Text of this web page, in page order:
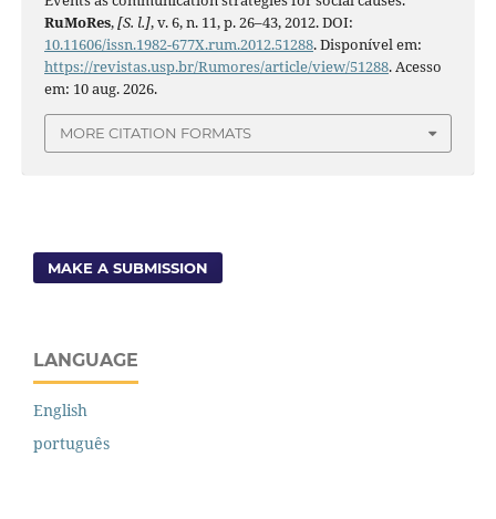
RuMoRes,[S. l.], v. 6, n. 11, p. 26–43, 2012. DOI:
10.11606/issn.1982-677X.rum.2012.51288. Disponível em:
https://revistas.usp.br/Rumores/article/view/51288. Acesso
em: 10 aug. 2026.
MORE CITATION FORMATS
MAKE A SUBMISSION
LANGUAGE
English
português